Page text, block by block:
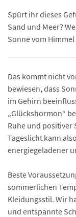
Spürt ihr dieses
Sand und Meer?
Sonne vom
Das kommt nicht
bewiesen, dass
im Gehirn
„Glückshormon“
Ruhe und positiver
Tageslicht kann
energiegeladener
Beste
sommerlichen
Kleidungsstil. Wir
und entspannte